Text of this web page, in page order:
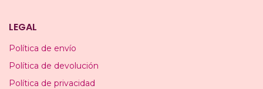
LEGAL
Política de envío
Política de devolución
Política de privacidad